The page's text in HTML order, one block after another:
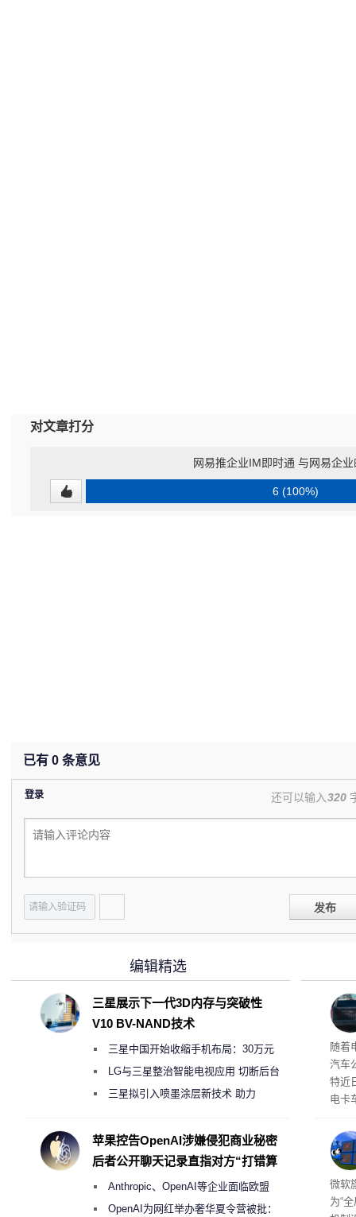
对文章打分
网易推企业IM即时通 与网易企
6 (100%)
已有 0 条意见
登录 还可以输入320
发布
本
随着
汽车
特近
电卡
称
需求
商
微软
为“
编辑精选
三星展示下一代3D内存与突破性
V10 BV-NAND技术
三星中国开始收缩手机布局：30万元
月销售额不达标门店 将被逐步清退
LG与三星整治智能电视应用 切断后台
偷偷共享带宽的违规行为
三星拟引入喷墨涂层新技术 助力
度
苹果控告OpenAI涉嫌侵犯商业秘密
后者公开聊天记录直指对方“打错算
Anthropic、OpenAI等企业面临欧盟
《人工智能法案》全新执法权限审查
OpenAI为网红举办奢华夏令营被批：